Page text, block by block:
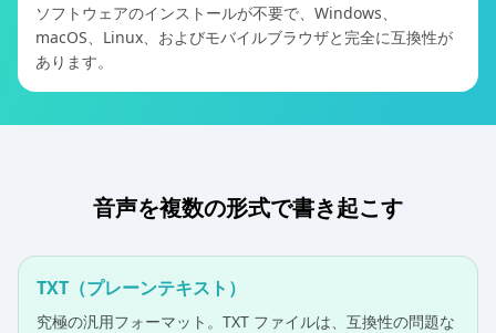
ソフトウェアのインストールが不要で、Windows、
macOS、Linux、およびモバイルブラウザと完全に互換性が
あります。
音声を複数の形式で書き起こす
TXT（プレーンテキスト）
究極の汎用フォーマット。TXT ファイルは、互換性の問題な